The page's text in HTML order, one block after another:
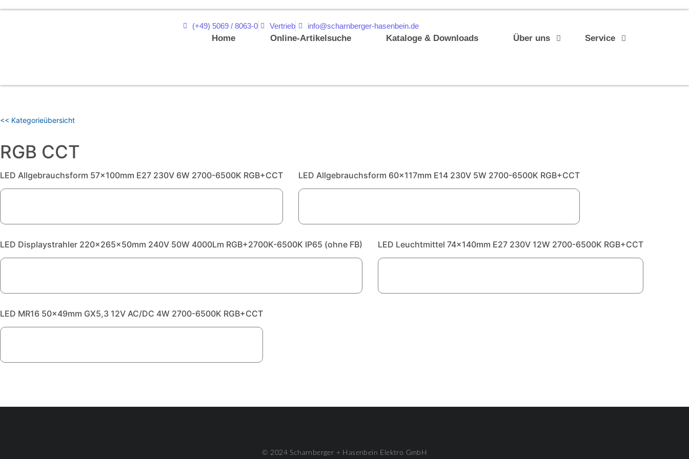
(+49) 5069 / 8063-0 Vertrieb info@scharnberger-hasenbein.de
Home Online-Artikelsuche Kataloge & Downloads Über uns Service
<< Kategorieübersicht
RGB CCT
LED Allgebrauchsform 57x100mm E27 230V 6W 2700-6500K RGB+CCT LED Allgebrauchsform 60x117mm E14 230V 5W 2700-6500K RGB+CCT
LED Displaystrahler 220x265x50mm 240V 50W 4000Lm RGB+2700K-6500K IP65 (ohne FB) LED Leuchtmittel 74x140mm E27 230V 12W 2700-6500K RGB+CCT
LED MR16 50x49mm GX5,3 12V AC/DC 4W 2700-6500K RGB+CCT
© 2024 Scharnberger + Hasenbein Elektro GmbH